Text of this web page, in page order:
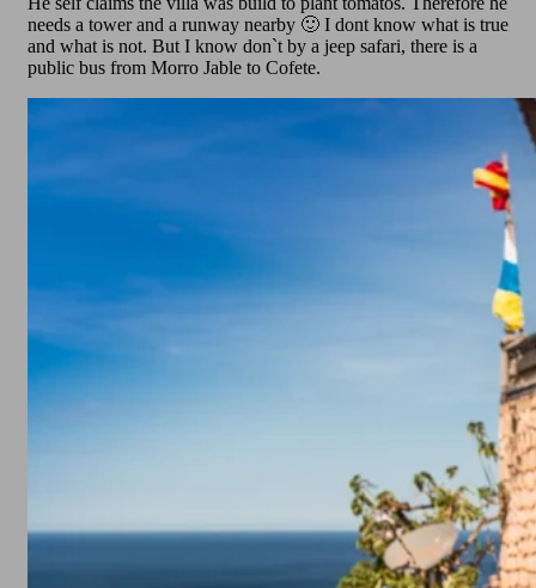
needs a tower and a runway nearby 🙂 I dont know what is true
and what is not. But I know don`t by a jeep safari, there is a
public bus from Morro Jable to Cofete.